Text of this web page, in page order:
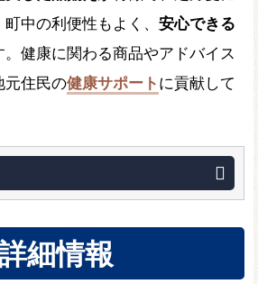
中の利便性もよく、 安心できる
。健康に関わる商品やアドバイス
元住民の健康サポート に貢献して
細情報